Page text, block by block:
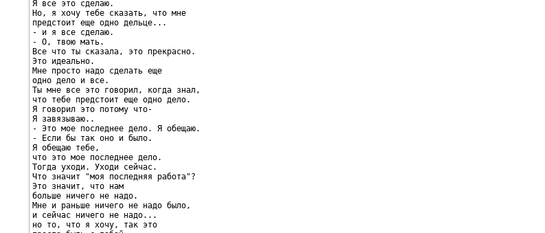
Я все это сделаю.
Но, я хочу тебе сказать, что мне
предстоит еще одно дельце...
- и я все сделаю.
- О, твою мать.
Все что ты сказала, это прекрасно.
Это идеально.
Мне просто надо сделать еще
одно дело и все.
Ты мне все это говорил, когда знал,
что тебе предстоит еще одно дело.
Я говорил это потому что-
Я завязываю..
- Это мое последнее дело. Я обещаю.
- Если бы так оно и было.
Я обещаю тебе,
что это мое последнее дело.
Тогда уходи. Уходи сейчас.
Что значит "моя последняя работа"?
Это значит, что нам
больше ничего не надо.
Мне и раньше ничего не надо было,
и сейчас ничего не надо...
но то, что я хочу, так это